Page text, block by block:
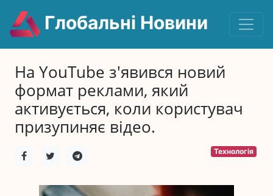
Глобальні Новини
На YouTube з'явився новий
формат реклами, який
активується, коли користувач
призупиняє відео.
Технологія